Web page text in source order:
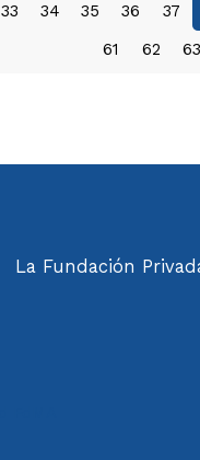
33 34 35 36 37
61
62 63
La Fundación